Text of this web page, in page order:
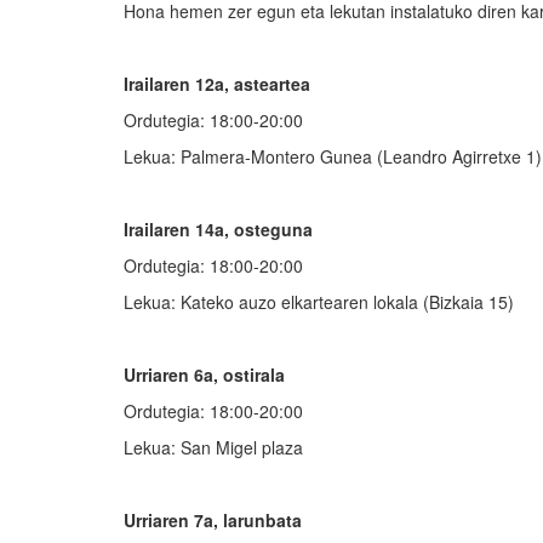
Hona hemen zer egun eta lekutan instalatuko diren
Irailaren 12a, asteartea
Ordutegia: 18:00-20:00
Lekua: Palmera-Montero Gunea (Leandro Agirretxe 1)
Irailaren 14a, osteguna
Ordutegia: 18:00-20:00
Lekua: Kateko auzo elkartearen lokala (Bizkaia 15)
Urriaren 6a, ostirala
Ordutegia: 18:00-20:00
Lekua: San Migel plaza
Urriaren 7a, larunbata